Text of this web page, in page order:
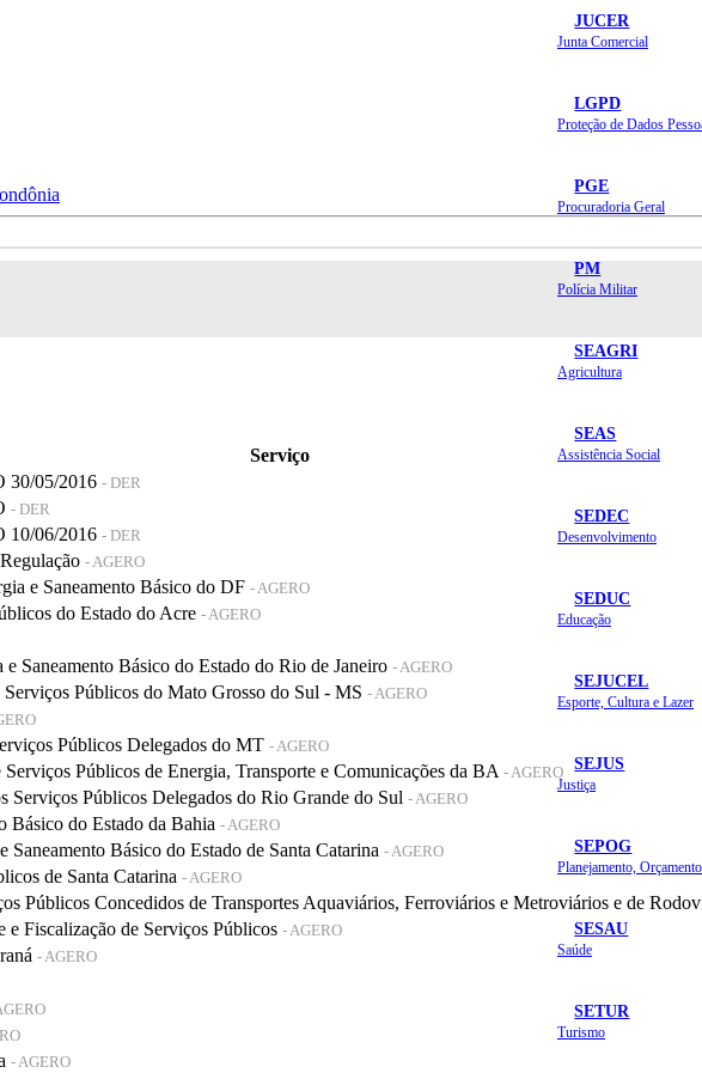
JUCER
Junta Comercial
LGPD
Proteção de Dados
PGE
Procuradoria Geral
PM
Polícia Militar
SEAGRI
Agricultura
SEAS
Assistência Social
SEDEC
Desenvolvimento
SEDUC
Educação
SEJUCEL
Esporte, Cultura e Lazer
SEJUS
Justiça
SEPOG
SESAU
Saúde
SETUR
Turismo
Serviço
30/05/2016 - DER
- DER
10/06/2016 - DER
- AGERO
e Saneamento Básico do DF - AGERO
do Estado do Acre - AGERO
Saneamento Básico do Estado do Rio de Janeiro - AGERO
Públicos do Mato Grosso do Sul - MS - AGERO
Públicos Delegados do MT - AGERO
Públicos de Energia, Transporte e Comunicações da BA - AGERO
Serviços Públicos Delegados do Rio Grande do Sul - AGERO
Básico do Estado da Bahia - AGERO
Básico do Estado de Santa Catarina - AGERO
de Santa Catarina - AGERO
Públicos Concedidos de Transportes Aquaviários, Ferroviários e Metroviários e de
Fiscalização de Serviços Públicos - AGERO
- AGERO
- AGERO